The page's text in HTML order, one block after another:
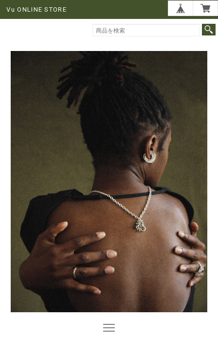
Vu ONLINE STORE